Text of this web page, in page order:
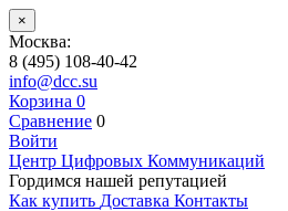
×
Москва:
8 (495) 108-40-42
info@dcc.su
Корзина 0
Сравнение 0
Войти
Центр Цифровых Коммуникаций
Гордимся нашей репутацией
Как купить Доставка Контакты